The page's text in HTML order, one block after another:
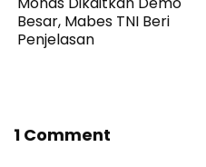
Besar, Mabes TNI Beri
Penjelasan
1 Comment